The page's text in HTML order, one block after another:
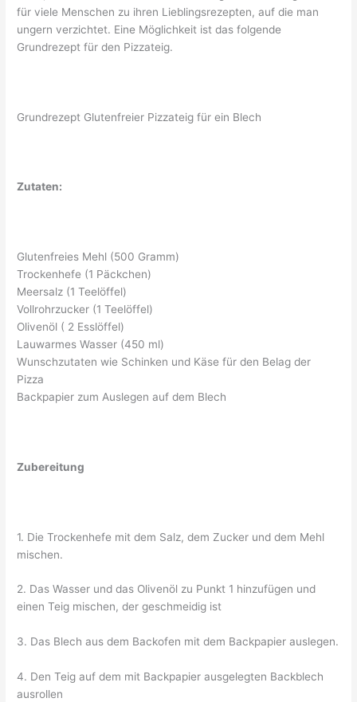
für viele Menschen zu ihren Lieblingsrezepten, auf die man
ungern verzichtet. Eine Möglichkeit ist das folgende
Grundrezept für den Pizzateig.
Grundrezept Glutenfreier Pizzateig für ein Blech
Zutaten:
Glutenfreies Mehl (500 Gramm)
Trockenhefe (1 Päckchen)
Meersalz (1 Teelöffel)
Vollrohrzucker (1 Teelöffel)
Olivenöl ( 2 Esslöffel)
Lauwarmes Wasser (450 ml)
Wunschzutaten wie Schinken und Käse für den Belag der
Pizza
Backpapier zum Auslegen auf dem Blech
Zubereitung
1. Die Trockenhefe mit dem Salz, dem Zucker und dem Mehl
mischen.
2. Das Wasser und das Olivenöl zu Punkt 1 hinzufügen und
einen Teig mischen, der geschmeidig ist
3. Das Blech aus dem Backofen mit dem Backpapier auslegen.
4. Den Teig auf dem mit Backpapier ausgelegten Backblech
ausrollen